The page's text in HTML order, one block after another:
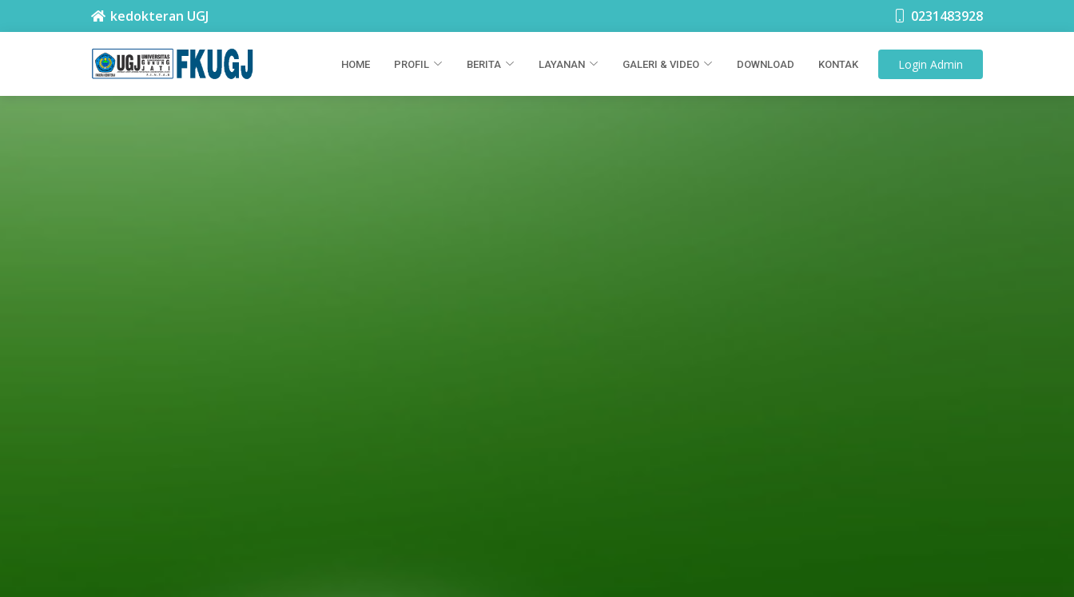
kedokteran UGJ 0231483928
HOME PROFIL BERITA LAYANAN GALERI & VIDEO DOWNLOAD KONTAK Login Admin